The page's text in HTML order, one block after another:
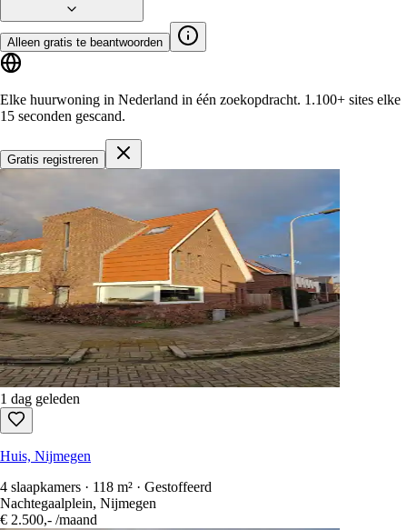
Alleen gratis te beantwoorden
Elke huurwoning in Nederland in één zoekopdracht. 1.100+ sites elke
15 seconden gescand.
Gratis registreren
1 dag geleden
Huis, Nijmegen
4 slaapkamers · 118 m² · Gestoffeerd
Nachtegaalplein, Nijmegen
€ 2.500,- /maand